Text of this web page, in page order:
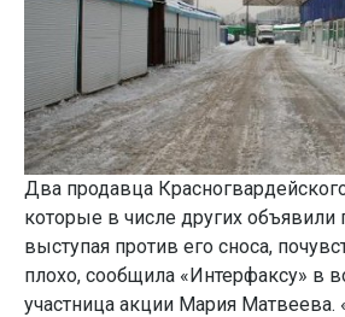
Два продавца
которые в числе других объявили
выступая против его сноса,
плохо, сообщила «Интерфаксу» в
участница акции Мария Матвеева.